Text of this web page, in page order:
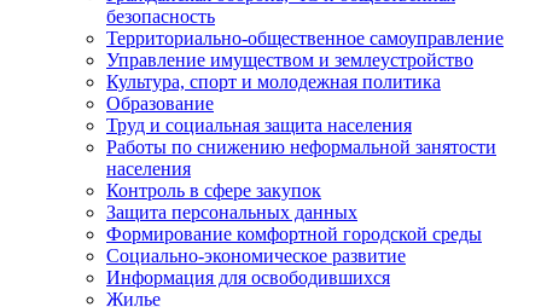
безопасность
Территориально-общественное самоуправление
Управление имуществом и землеустройство
Культура, спорт и молодежная политика
Образование
Труд и социальная защита населения
Работы по снижению неформальной занятости
населения
Контроль в сфере закупок
Защита персональных данных
Формирование комфортной городской среды
Социально-экономическое развитие
Информация для освободившихся
Жилье